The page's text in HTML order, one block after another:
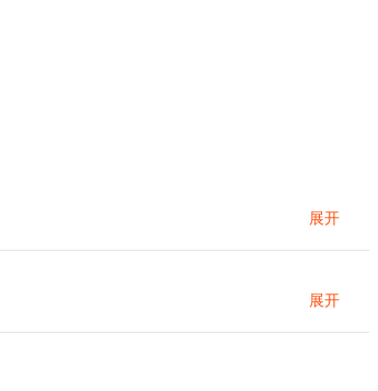
展开
展开